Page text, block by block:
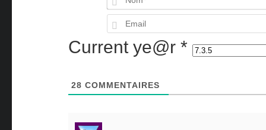
Current ye@r *
28 COMMENTAIRES